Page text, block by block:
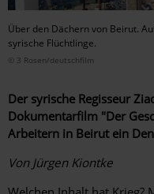
Über den Dächern von Beirut.
syrische Flüchtlinge.
© 3 Rosen/deutschfilm
Der syrische Regisseur
Dokumentarfilm "Der
Arbeitern in Beirut ein
Von Jürgen Kiontke